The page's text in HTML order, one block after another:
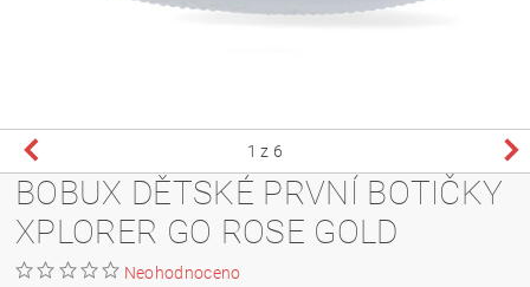
1 z 6
BOBUX DĚTSKÉ PRVNÍ BOTIČKY
XPLORER GO ROSE GOLD
Neohodnoceno